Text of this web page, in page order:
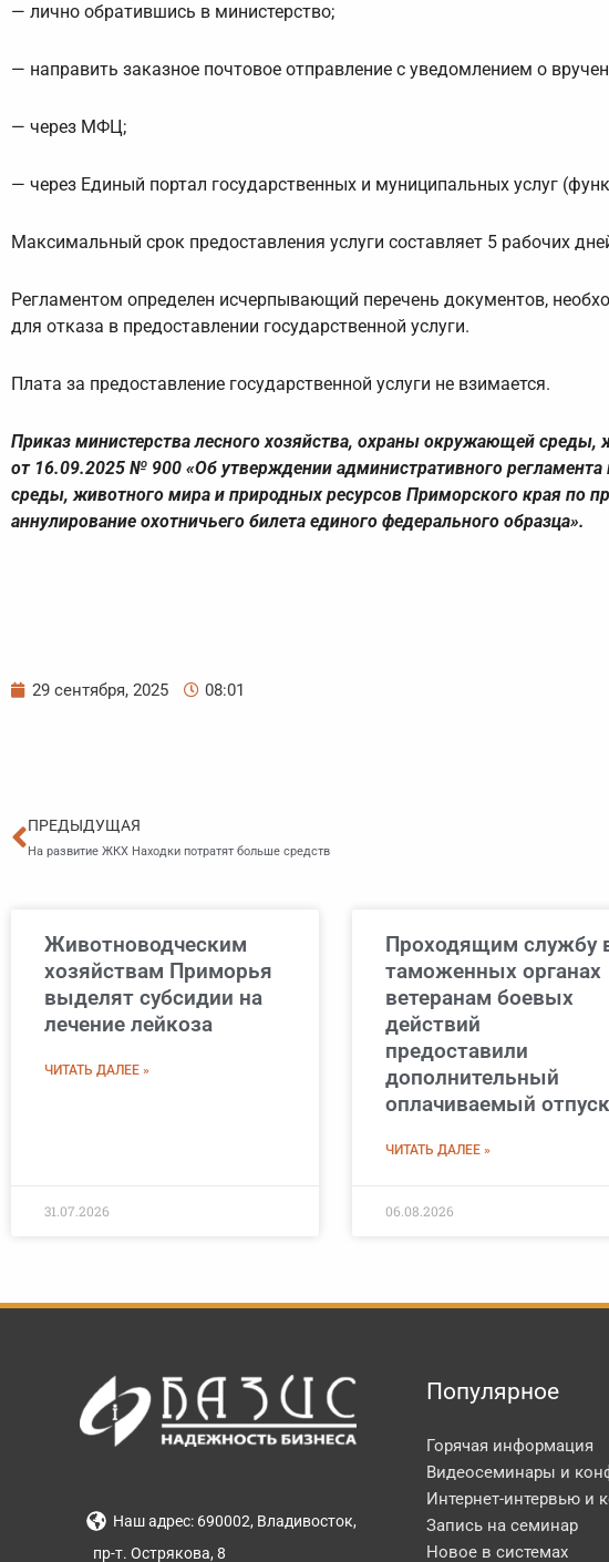
— лично обратившись в министерство;
— направить заказное почтовое отправление с уведомлением о
— через МФЦ;
— через Единый портал государственных и муниципальных услуг
Максимальный срок предоставления услуги составляет 5 рабочих
Регламентом определен исчерпывающий перечень документов,
для отказа в предоставлении государственной услуги.
Плата за предоставление государственной услуги не взимается.
Приказ министерства лесного хозяйства, охраны окружающей
от 16.09.2025 № 900 «Об утверждении административного
среды, животного мира и природных ресурсов Приморского края по
аннулирование охотничьего билета единого федерального образца».
29 сентября, 2025 08:01
Пред
ПРЕДЫДУЩАЯ
На развитие ЖКХ Находки потратят больше средств
Животноводческим
хозяйствам Приморья
выделят субсидии на
лечение лейкоза
ЧИТАТЬ ДАЛЕЕ »
31.07.2026
Проходящим службу
таможенных органах
ветеранам боевых
действий
предоставили
дополнительный
оплачиваемый отпуск
ЧИТАТЬ ДАЛЕЕ »
06.08.2026
Наш адрес: 690002, Владивосток,
пр-т. Острякова, 8
Популярное
Горячая информация
Видеосеминары и
Интернет-интервью и
Запись на семинар
Новое в системах